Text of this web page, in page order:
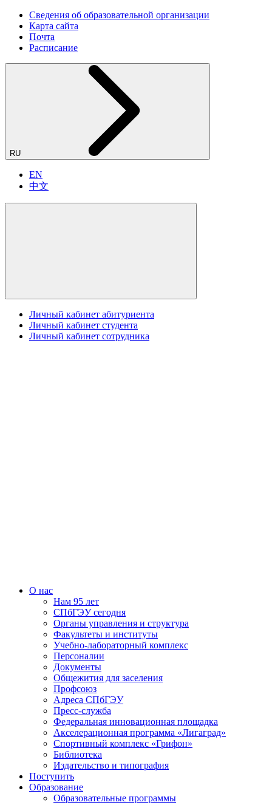
Сведения об образовательной организации
Карта сайта
Почта
Расписание
RU
EN
中文
Личный кабинет абитуриента
Личный кабинет студента
Личный кабинет сотрудника
О нас
Нам 95 лет
СПбГЭУ сегодня
Органы управления и структура
Факультеты и институты
Учебно-лабораторный комплекс
Персоналии
Документы
Общежития для заселения
Профсоюз
Адреса СПбГЭУ
Пресс-служба
Федеральная инновационная площадка
Акселерационная программа «Лигаград»­­
Спортивный комплекс «Грифон»
Библиотека
Издательство и типография
Поступить
Образование
Образовательные программы